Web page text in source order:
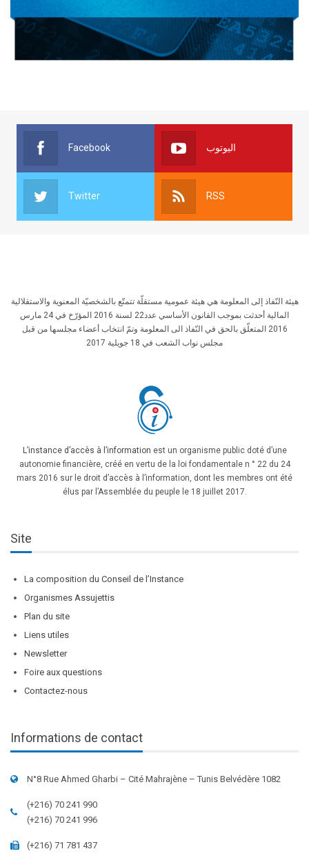
Facebook اليوتوب
Twitter RSS
هيئة النّفاذ إلى المعلومة هي هيئة عمومية مستقلّة تتمتّع بالشخصيّة المعنوية والاستقلالية
المالية أحدثت بموجب القانون الأساسي عدد22 لسنة 2016 المؤرّخ في 24 مارس
2016 المتعلّق بالحق في النّفاذ الى المعلومة وتمّ انتخاب أعضاء مجلسها من قبل
مجلس نواب الشعب في 18 جويلية 2017
L’instance d’accès à l’information est un organisme public doté d’une
autonomie financière, créé en vertu de la loi fondamentale n ° 22 du 24
mars 2016 sur le droit d’accès à l’information, dont les membres ont été
élus par l’Assemblée du peuple le 18 juillet 2017.
Site
La composition du Conseil de l’Instance
Organismes Assujettis
Plan du site
Liens utiles
Newsletter
Foire aux questions
Contactez-nous
Informations de contact
N°8 Rue Ahmed Gharbi – Cité Mahrajène – Tunis Belvédère 1082
(+216) 70 241 990
(+216) 70 241 996
(+216) 71 781 437